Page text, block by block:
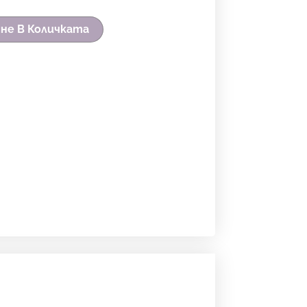
В Количката